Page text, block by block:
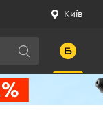
Київ